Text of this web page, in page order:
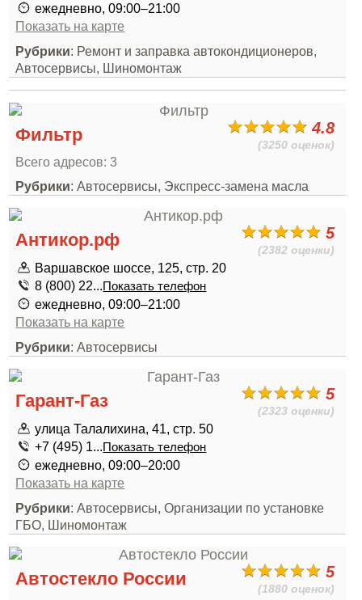
ежедневно, 09:00–21:00
Показать на карте
Рубрики: Ремонт и заправка автокондиционеров,
Автосервисы, Шиномонтаж
4.8
(3250 оценок)
Фильтр
Всего адресов: 3
Рубрики: Автосервисы, Экспресс-замена масла
5
(2382 оценки)
Антикор.рф
Варшавское шоссе, 125, стр. 20
8 (800) 22...Показать телефон
ежедневно, 09:00–21:00
Показать на карте
Рубрики: Автосервисы
5
(2323 оценки)
Гарант-Газ
улица Талалихина, 41, стр. 50
+7 (495) 1...Показать телефон
ежедневно, 09:00–20:00
Показать на карте
Рубрики: Автосервисы, Организации по установке
ГБО, Шиномонтаж
5
(1880 оценок)
Автостекло России